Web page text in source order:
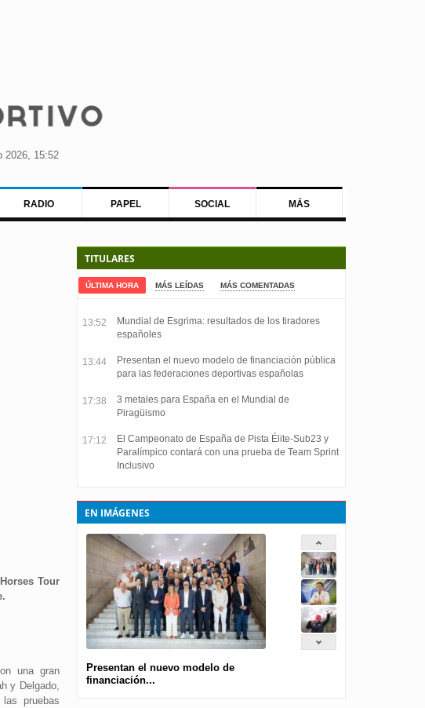
2026, 15:52
RADIO PAPEL SOCIAL MÁS
Tour
una gran
y Delgado,
pruebas
TITULARES
ÚLTIMA HORA MÁS LEÍDAS MÁS COMENTADAS
13:52
Mundial de Esgrima: resultados de los tiradores
españoles
13:44
Presentan el nuevo modelo de financiación pública
para las federaciones deportivas españolas
17:38
3 metales para España en el Mundial de
Piragüismo
17:12
El Campeonato de España de Pista Élite-Sub23 y
Paralímpico contará con una prueba de Team Sprint
Inclusivo
EN IMÁGENES
Presentan el nuevo modelo de
financiación...